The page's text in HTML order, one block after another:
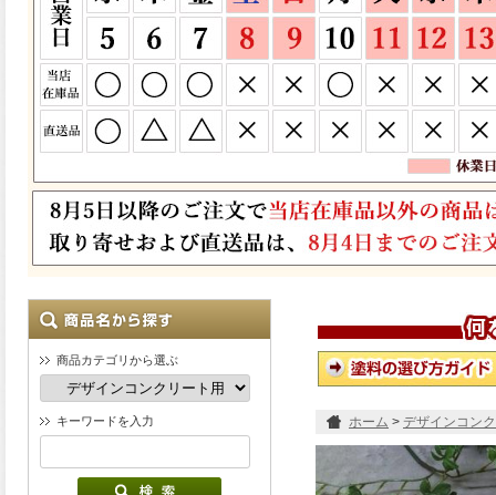
商品カテゴリから選ぶ
キーワードを入力 ホーム > デザインコン
Stucco Dash Brushes